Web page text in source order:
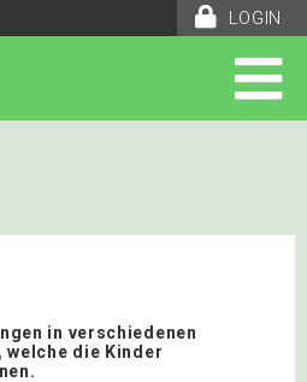
LOGIN
zu
in verschiedenen
die Kinder